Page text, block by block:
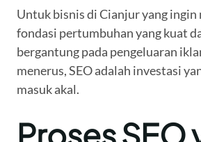
Untuk bisnis di Cianjur yang ingin
fondasi pertumbuhan yang kuat
bergantung pada pengeluaran
menerus, SEO adalah investasi
masuk akal.